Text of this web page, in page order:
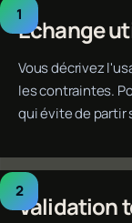
Échange
Vous décrivez
les contraintes.
qui évite de partir
Validation